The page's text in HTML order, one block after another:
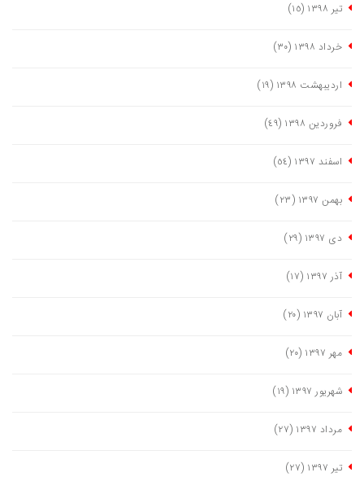
تیر ١٣٩٨ (١٥)
خرداد ١٣٩٨ (٣٠)
اردیبهشت ١٣٩٨ (١٩)
فروردین ١٣٩٨ (٤٩)
اسفند ١٣٩٧ (٥٤)
بهمن ١٣٩٧ (٢٣)
دی ١٣٩٧ (٢٩)
آذر ١٣٩٧ (١٧)
آبان ١٣٩٧ (٢٠)
مهر ١٣٩٧ (٢٠)
شهریور ١٣٩٧ (١٩)
مرداد ١٣٩٧ (٢٧)
تیر ١٣٩٧ (٢٧)